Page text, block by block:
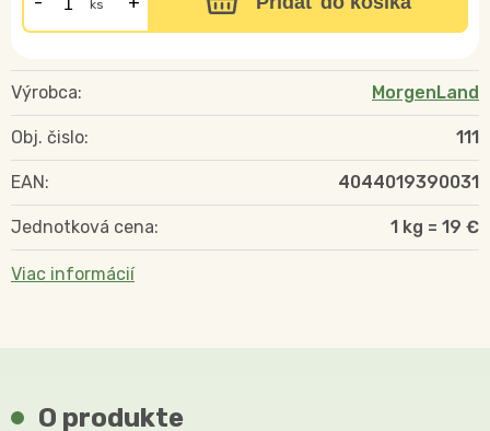
ks
Výrobca: MorgenLand
Obj. čislo: 111
EAN: 4044019390031
Jednotková cena: 1 kg = 19 €
Viac informácií
O produkte